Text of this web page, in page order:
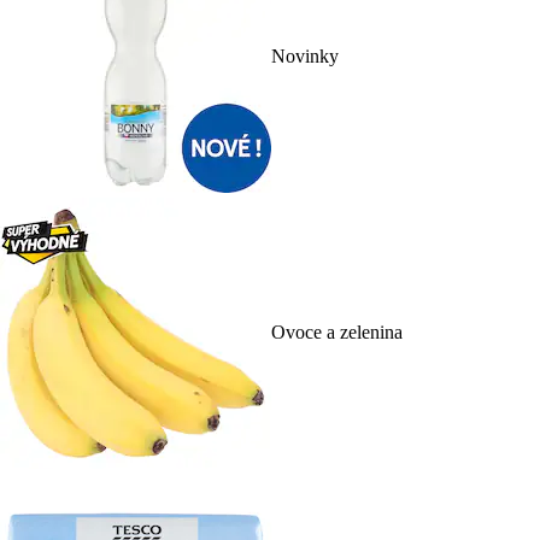
Novinky
Ovoce a zelenina